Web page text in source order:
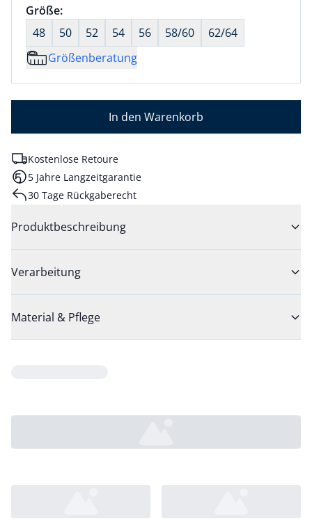
Größenauswahl:
Größe:nichts ausgewählt
48
50 52 54 56 58/60
62/64
Größenberatung
In den Warenkorb
Kostenlose Retoure
5 Jahre Langzeitgarantie
30 Tage Rückgaberecht
Produktbeschreibung
Verarbeitung
Material & Pflege